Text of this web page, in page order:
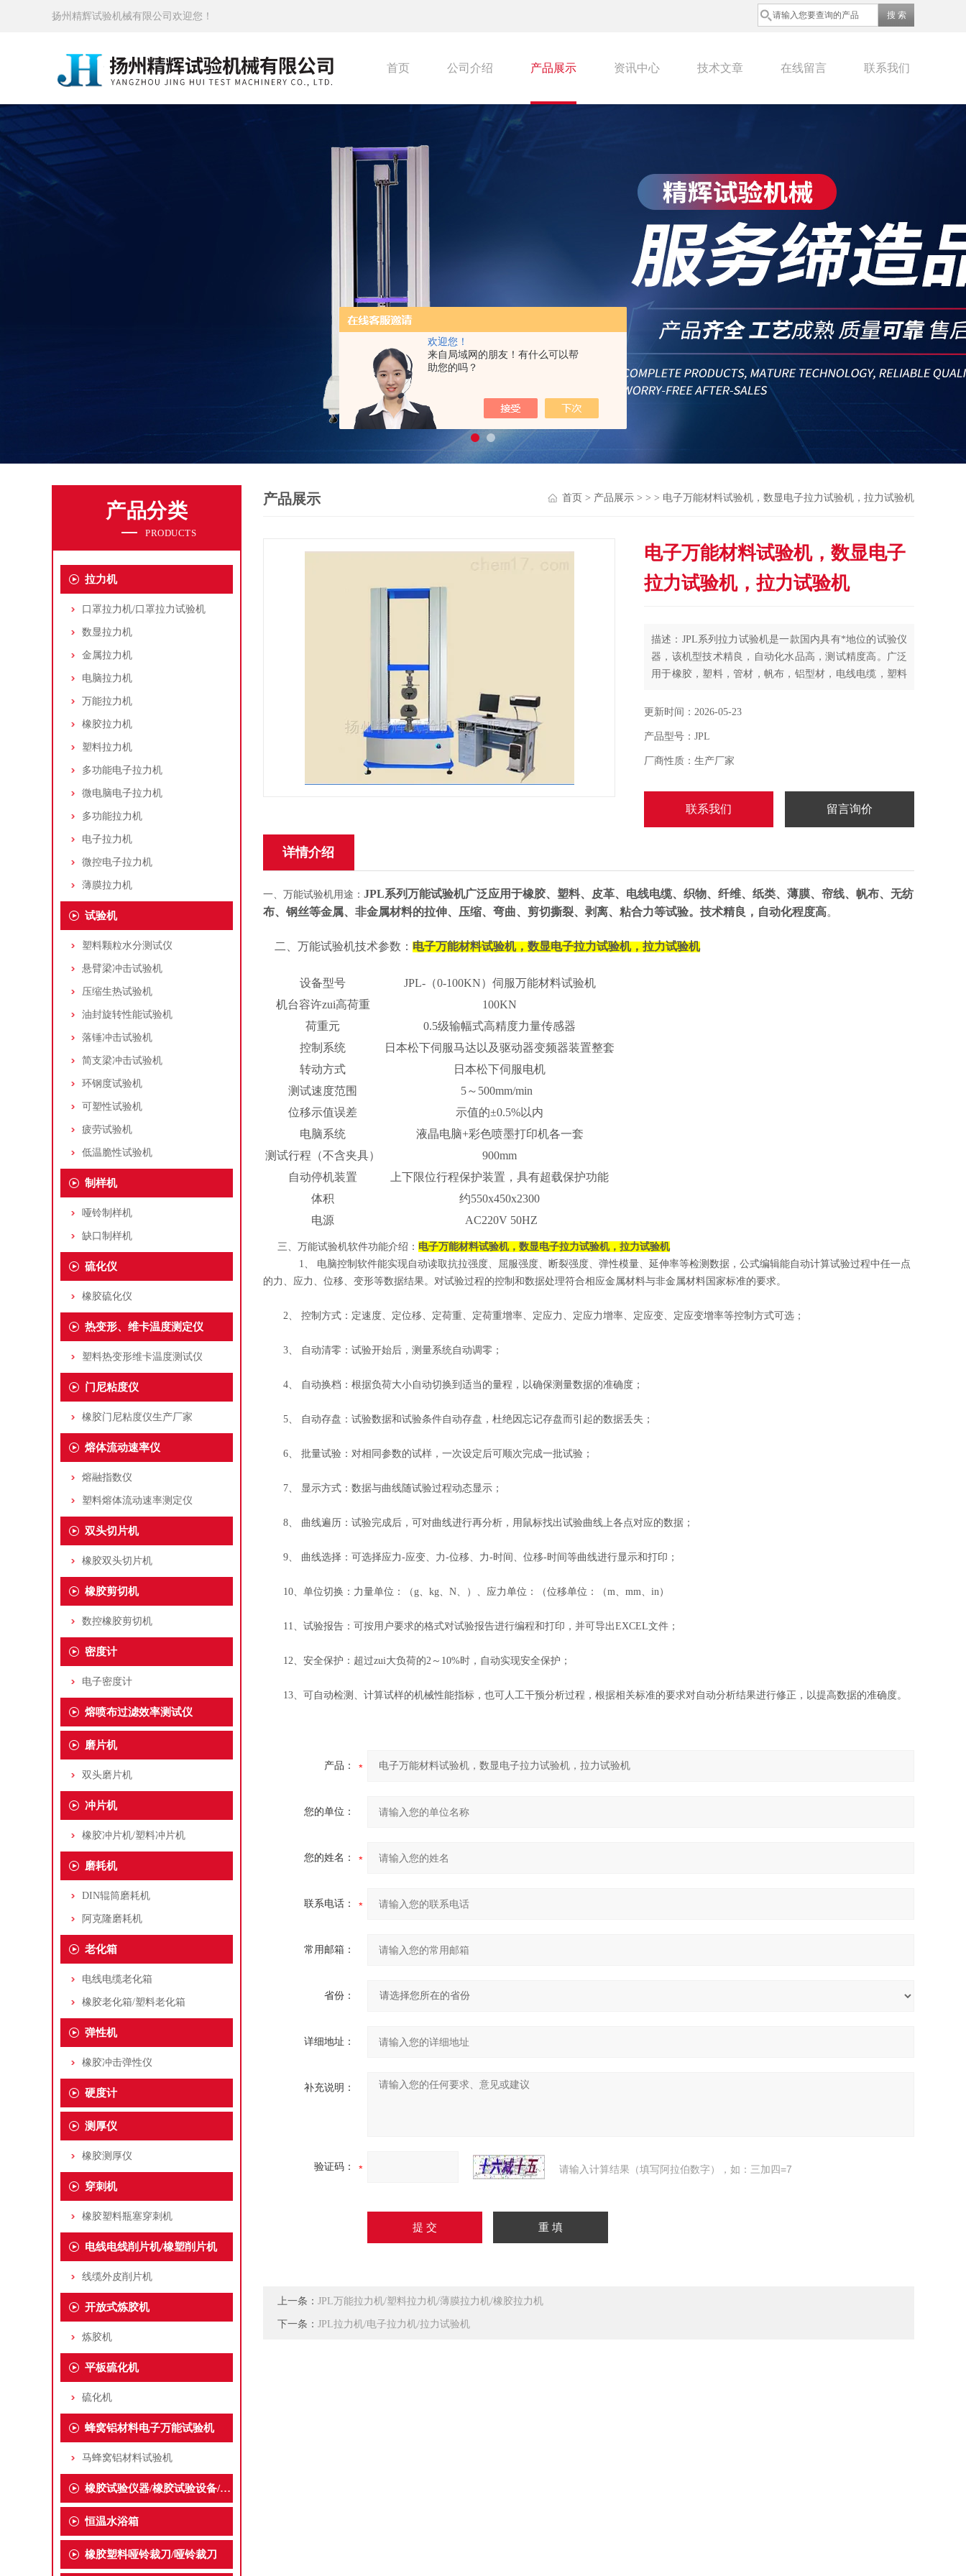
欢迎您！
来自局域网的朋友！有什么可以帮
助您的吗？
扬州精辉试验机械有限公司欢迎您！
首页 公司介绍 产品展示 资讯中心 技术文章 在线留言 联系我们
产品分类
PRODUCTS
拉力机
口罩拉力机/口罩拉力试验机
数显拉力机
金属拉力机
电脑拉力机
万能拉力机
橡胶拉力机
塑料拉力机
多功能电子拉力机
微电脑电子拉力机
多功能拉力机
电子拉力机
微控电子拉力机
薄膜拉力机
试验机
塑料颗粒水分测试仪
悬臂梁冲击试验机
压缩生热试验机
油封旋转性能试验机
落锤冲击试验机
简支梁冲击试验机
环钢度试验机
可塑性试验机
疲劳试验机
低温脆性试验机
制样机
哑铃制样机
缺口制样机
硫化仪
橡胶硫化仪
热变形、维卡温度测定仪
塑料热变形维卡温度测试仪
门尼粘度仪
橡胶门尼粘度仪生产厂家
熔体流动速率仪
熔融指数仪
塑料熔体流动速率测定仪
双头切片机
橡胶双头切片机
橡胶剪切机
数控橡胶剪切机
密度计
电子密度计
熔喷布过滤效率测试仪
磨片机
双头磨片机
冲片机
橡胶冲片机/塑料冲片机
磨耗机
DIN辊筒磨耗机
阿克隆磨耗机
老化箱
电线电缆老化箱
橡胶老化箱/塑料老化箱
弹性机
橡胶冲击弹性仪
硬度计
测厚仪
橡胶测厚仪
穿刺机
橡胶塑料瓶塞穿刺机
电线电线削片机/橡塑削片机
线缆外皮削片机
开放式炼胶机
炼胶机
平板硫化机
硫化机
蜂窝铝材料电子万能试验机
马蜂窝铝材料试验机
橡胶试验仪器/橡胶试验设备/橡胶检测仪器
恒温水浴箱
橡胶塑料哑铃裁刀/哑铃裁刀
产品展示 首页 > 产品展示 > > > 电子万能材料试验机，数显电子拉力试验机，拉力试验机
电子万能材料试验机，数显电子
拉力试验机，拉力试验机
描述：JPL系列拉力试验机是一款国内具有*地位的试验仪
器，该机型技术精良，自动化水品高，测试精度高。广泛
用于橡胶，塑料，管材，帆布，铝型材，电线电缆，塑料
关工业品材料。控制软件能实现自动求取弹性模量、屈服
常规数据
更新时间：2026-05-23
产品型号：JPL
厂商性质：生产厂家
联系我们 留言询价
详情介绍
一、万能试验机用途： JPL系列万能试验机广泛应用于橡胶、塑料、皮革、电线电缆、织物、纤维、纸类、薄膜、帘线、帆布、无纺
布、钢丝等金属、非金属材料的拉伸、压缩、弯曲、剪切撕裂、剥离、粘合力等试验。技术精良，自动化程度高。
二、万能试验机技术参数： 电子万能材料试验机，数显电子拉力试验机，拉力试验机
设备型号
JPL-（0-100KN）伺服万能材料试验机
机台容许zui高荷重
100KN
荷重元
0.5级输幅式高精度力量传感器
控制系统
日本松下伺服马达以及驱动器变频器装置整套
转动方式
日本松下伺服电机
测试速度范围
5～500mm/min
位移示值误差
示值的±0.5%以内
电脑系统
液晶电脑+彩色喷墨打印机各一套
测试行程（不含夹具）
900mm
自动停机装置
上下限位行程保护装置，具有超载保护功能
体积
约550x450x2300
电源
AC220V 50HZ
三、万能试验机软件功能介绍： 电子万能材料试验机，数显电子拉力试验机，拉力试验机
1、 电脑控制软件能实现自动读取抗拉强度、屈服强度、断裂强度、弹性模量、延伸率等检测数据，公式编辑能自动计算试验过程中任一点
的力、应力、位移、变形等数据结果。对试验过程的控制和数据处理符合相应金属材料与非金属材料国家标准的要求。
2、 控制方式：定速度、定位移、定荷重、定荷重增率、定应力、定应力增率、定应变、定应变增率等控制方式可选；
3、 自动清零：试验开始后，测量系统自动调零；
4、 自动换档：根据负荷大小自动切换到适当的量程，以确保测量数据的准确度；
5、 自动存盘：试验数据和试验条件自动存盘，杜绝因忘记存盘而引起的数据丢失；
6、 批量试验：对相同参数的试样，一次设定后可顺次完成一批试验；
7、 显示方式：数据与曲线随试验过程动态显示；
8、 曲线遍历：试验完成后，可对曲线进行再分析，用鼠标找出试验曲线上各点对应的数据；
9、 曲线选择：可选择应力-应变、力-位移、力-时间、位移-时间等曲线进行显示和打印；
10、单位切换：力量单位：（g、kg、N、）、应力单位：（位移单位：（m、mm、in）
11、试验报告：可按用户要求的格式对试验报告进行编程和打印，并可导出EXCEL文件；
12、安全保护：超过zui大负荷的2～10%时，自动实现安全保护；
13、可自动检测、计算试样的机械性能指标，也可人工干预分析过程，根据相关标准的要求对自动分析结果进行修正，以提高数据的准确度。
产品：
您的单位：
您的姓名：
联系电话：
常用邮箱：
省份：
详细地址：
补充说明：
验证码： 请输入计算结果（填写阿拉伯数字），如：三加四=7
上一条： JPL万能拉力机/塑料拉力机/薄膜拉力机/橡胶拉力机
下一条： JPL拉力机/电子拉力机/拉力试验机